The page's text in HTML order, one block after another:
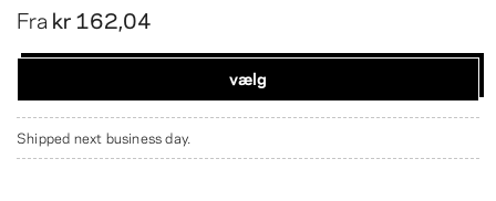
Fra kr 162,04
vælg
Shipped next business day.